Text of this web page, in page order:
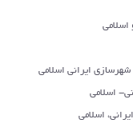
ایرانی اسلامی
اسلامي
اسلامی